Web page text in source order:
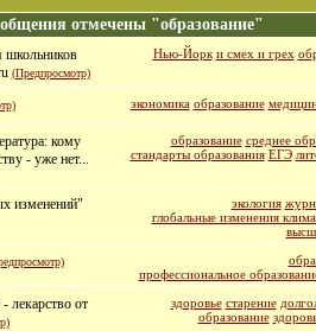
отмечены "образование"
Нью-Йорк и смех и грех
школьников
(Предпросмотр)
экономика образование
образование среднее
стандарты образования ЕГЭ
кому
- уже нет...
экология
глобальные изменения
изменений"
профессиональное
здоровье старение
образование
лекарство от